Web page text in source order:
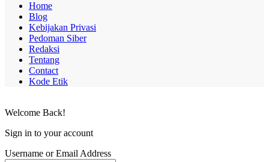
Home
Blog
Kebijakan Privasi
Pedoman Siber
Redaksi
Tentang
Contact
Kode Etik
Welcome Back!
Sign in to your account
Username or Email Address